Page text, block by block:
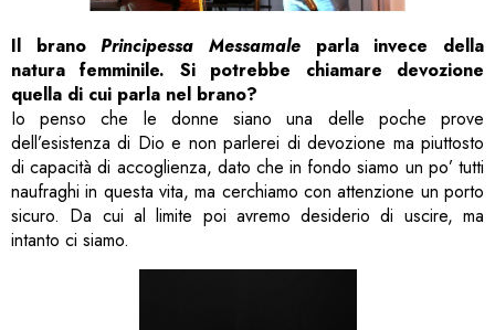
Il branoPrincipessa Messamale parla invece della
natura femminile. Si potrebbe chiamare devozione
quella di cui parla nel brano?
Io penso che le donne siano una delle poche prove
dell’esistenza di Dio e non parlerei di devozione ma piuttosto
di capacità di accoglienza, dato che in fondo siamo un po’ tutti
naufraghi in questa vita, ma cerchiamo con attenzione un porto
sicuro. Da cui al limite poi avremo desiderio di uscire, ma
intanto ci siamo.